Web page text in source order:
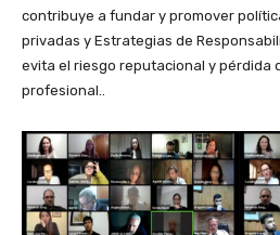
contribuye a fundar y promover
privadas y Estrategias de
evita el riesgo reputacional y pérdida
profesional..